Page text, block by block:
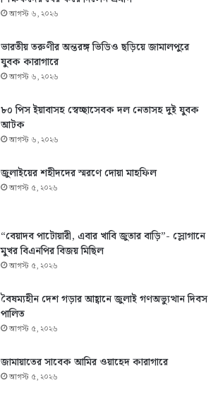
আগস্ট ৬, ২০২৬
ভারতীয় তরুণীর অন্তরঙ্গ ভিডিও ছড়িয়ে জামালপুরে
যুবক কারাগারে
আগস্ট ৬, ২০২৬
৮০ পিস ইয়াবাসহ স্বেচ্ছাসেবক দল নেতাসহ দুই যুবক
আটক
আগস্ট ৬, ২০২৬
জুলাইয়ের শহীদদের স্মরণে দোয়া মাহফিল
আগস্ট ৫, ২০২৬
“বেয়াদব পাটোয়ারী, এবার খাবি জুতার বাড়ি”- স্লোগানে
মুখর বিএনপির বিজয় মিছিল
আগস্ট ৫, ২০২৬
বৈষম্যহীন দেশ গড়ার আহ্বানে জুলাই গণঅভ্যুত্থান দিবস
পালিত
আগস্ট ৫, ২০২৬
জামায়াতের সাবেক আমির ওয়াহেদ কারাগারে
আগস্ট ৫, ২০২৬